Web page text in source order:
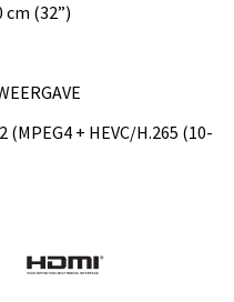
cm (32”)
(MPEG4 + HEVC/H.265 (10-